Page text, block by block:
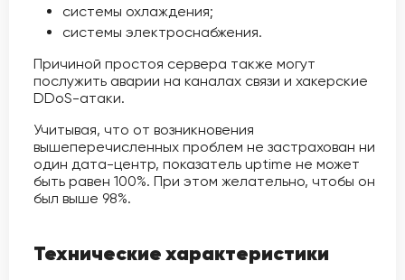
системы охлаждения;
системы электроснабжения.
Причиной простоя сервера также могут
послужить аварии на каналах связи и хакерские
DDoS-атаки.
Учитывая, что от возникновения
вышеперечисленных проблем не застрахован ни
один дата-центр, показатель uptime не может
быть равен 100%. При этом желательно, чтобы он
был выше 98%.
Технические характеристики